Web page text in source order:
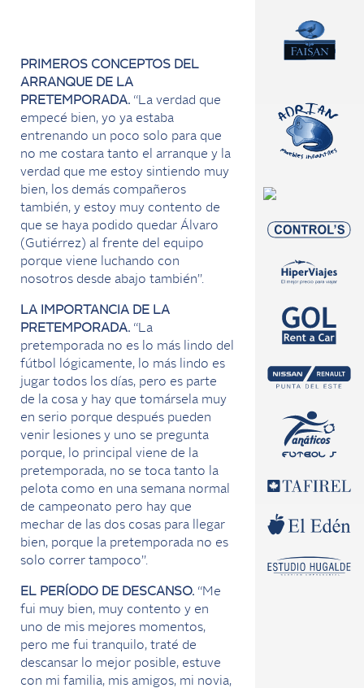
PRIMEROS CONCEPTOS DEL
ARRANQUE DE LA
PRETEMPORADA. “La verdad que
empecé bien, yo ya estaba
entrenando un poco solo para que
no me costara tanto el arranque y la
verdad que me estoy sintiendo muy
bien, los demás compañeros
también, y estoy muy contento de
que se haya podido quedar Álvaro
(Gutiérrez) al frente del equipo
porque viene luchando con
nosotros desde abajo también”.
LA IMPORTANCIA DE LA
PRETEMPORADA. “La
pretemporada no es lo más lindo del
fútbol lógicamente, lo más lindo es
jugar todos los días, pero es parte
de la cosa y hay que tomársela muy
en serio porque después pueden
venir lesiones y uno se pregunta
porque, lo principal viene de la
pretemporada, no se toca tanto la
pelota como en una semana normal
de campeonato pero hay que
mechar de las dos cosas para llegar
bien, porque la pretemporada no es
solo correr tampoco”.
EL PERÍODO DE DESCANSO. “Me
fui muy bien, muy contento y en
uno de mis mejores momentos,
pero me fui tranquilo, traté de
descansar lo mejor posible, estuve
con mi familia, mis amigos, mi novia,